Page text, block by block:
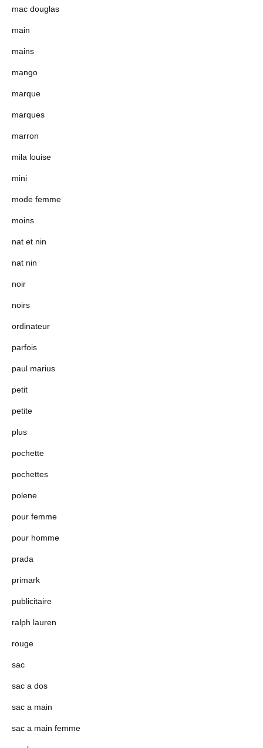
mac douglas
main
mains
mango
marque
marques
marron
mila louise
mini
mode femme
moins
nat et nin
nat nin
noir
noirs
ordinateur
parfois
paul marius
petit
petite
plus
pochette
pochettes
polene
pour femme
pour homme
prada
primark
publicitaire
ralph lauren
rouge
sac
sac a dos
sac a main
sac a main femme